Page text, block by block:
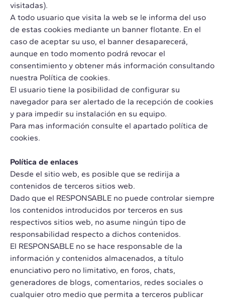
visitadas).
A todo usuario que visita la web se le informa del uso
de estas cookies mediante un banner flotante. En el
caso de aceptar su uso, el banner desaparecerá,
aunque en todo momento podrá revocar el
consentimiento y obtener más información consultando
nuestra Política de cookies.
El usuario tiene la posibilidad de configurar su
navegador para ser alertado de la recepción de cookies
y para impedir su instalación en su equipo.
Para mas información consulte el apartado política de
cookies.
Política de enlaces
Desde el sitio web, es posible que se redirija a
contenidos de terceros sitios web.
Dado que el RESPONSABLE no puede controlar siempre
los contenidos introducidos por terceros en sus
respectivos sitios web, no asume ningún tipo de
responsabilidad respecto a dichos contenidos.
El RESPONSABLE no se hace responsable de la
información y contenidos almacenados, a título
enunciativo pero no limitativo, en foros, chats,
generadores de blogs, comentarios, redes sociales o
cualquier otro medio que permita a terceros publicar